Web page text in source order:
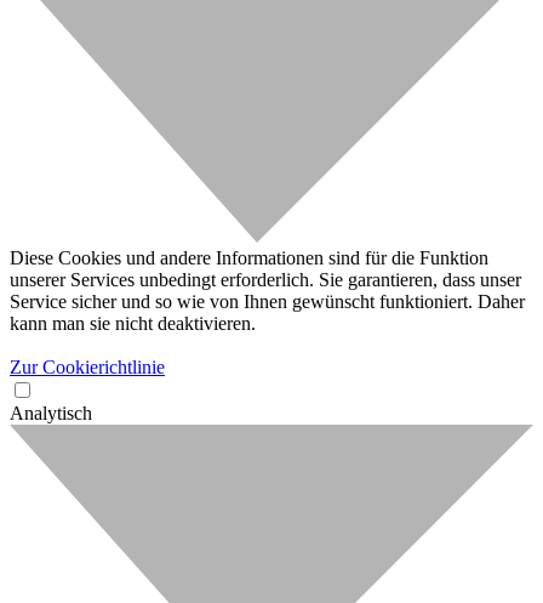
Diese Cookies und andere Informationen sind für die Funktion
unserer Services unbedingt erforderlich. Sie garantieren, dass unser
Service sicher und so wie von Ihnen gewünscht funktioniert. Daher
kann man sie nicht deaktivieren.
Zur Cookierichtlinie
Analytisch